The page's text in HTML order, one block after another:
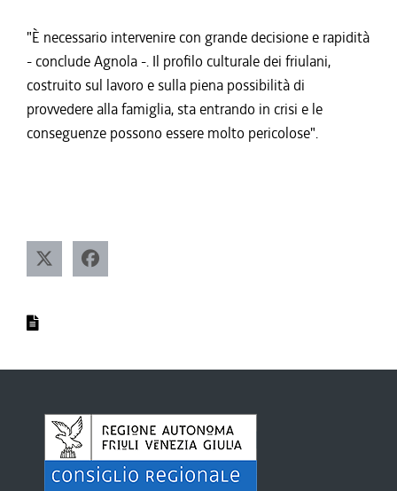
"È necessario intervenire con grande decisione e rapidità
- conclude Agnola -. Il profilo culturale dei friulani,
costruito sul lavoro e sulla piena possibilità di
provvedere alla famiglia, sta entrando in crisi e le
conseguenze possono essere molto pericolose".